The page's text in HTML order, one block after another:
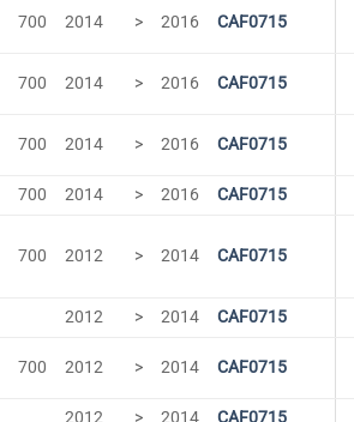
700 2014 > 2016 CAF0715
700 2014 > 2016 CAF0715
700 2014 > 2016 CAF0715
700 2014 > 2016 CAF0715
700 2012 > 2014 CAF0715
2012 > 2014 CAF0715
700 2012 > 2014 CAF0715
2012 > 2014 CAF0715